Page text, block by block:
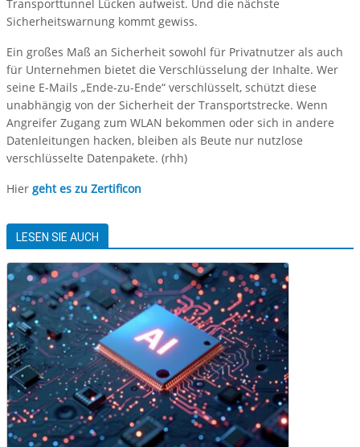
Transporttunnel Lücken aufweist. Und die nächste
Sicherheitswarnung kommt gewiss.
Ein großes Maß an Sicherheit sowohl für Privatnutzer als auch
für Unternehmen bietet die Verschlüsselung der Inhalte. Wer
seine E-Mails „Ende-zu-Ende“ verschlüsselt, schützt diese
unabhängig von der Sicherheit der Transportstrecke. Wenn
Angreifer Zugang zum WLAN bekommen oder sich in andere
Datenleitungen hacken, bleiben als Beute nur nutzlose
verschlüsselte Datenpakete. (rhh)
Hier geht es zu Zertificon
LESEN SIE AUCH